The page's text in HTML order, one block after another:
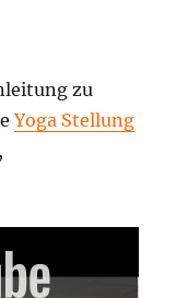
zu
Yoga Stellung